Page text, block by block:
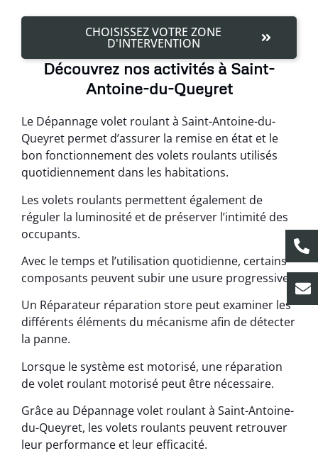
CHOISISSEZ VOTRE ZONE
D'INTERVENTION
Découvrez nos activités à Saint-
Antoine-du-Queyret
Le Dépannage volet roulant à Saint-Antoine-du-
Queyret permet d’assurer la remise en état et le
bon fonctionnement des volets roulants utilisés
quotidiennement dans les habitations.
Les volets roulants permettent également de
réguler la luminosité et de préserver l’intimité des
occupants.
Avec le temps et l’utilisation quotidienne, certains
composants peuvent subir une usure progressive.
Un Réparateur réparation store peut examiner les
différents éléments du mécanisme afin de détecter
la panne.
Lorsque le système est motorisé, une réparation
de volet roulant motorisé peut être nécessaire.
Grâce au Dépannage volet roulant à Saint-Antoine-
du-Queyret, les volets roulants peuvent retrouver
leur performance et leur efficacité.